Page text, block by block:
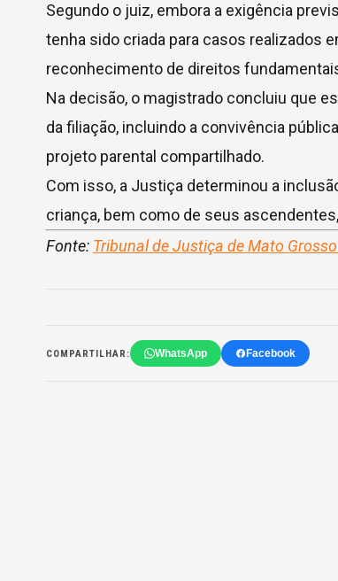
Segundo o juiz, embora a exigência
tenha sido criada para casos realizados
reconhecimento de direitos
Na decisão, o magistrado concluiu que
da filiação, incluindo a convivência
projeto parental compartilhado.
Com isso, a Justiça determinou a
criança, bem como de seus
Fonte: Tribunal de Justiça de Mato
COMPARTILHAR: WhatsApp Facebook